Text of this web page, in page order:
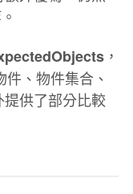
，
、物件集合、
供了部分比較